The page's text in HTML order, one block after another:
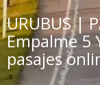
URUBUS |
Empalme 5
pasajes